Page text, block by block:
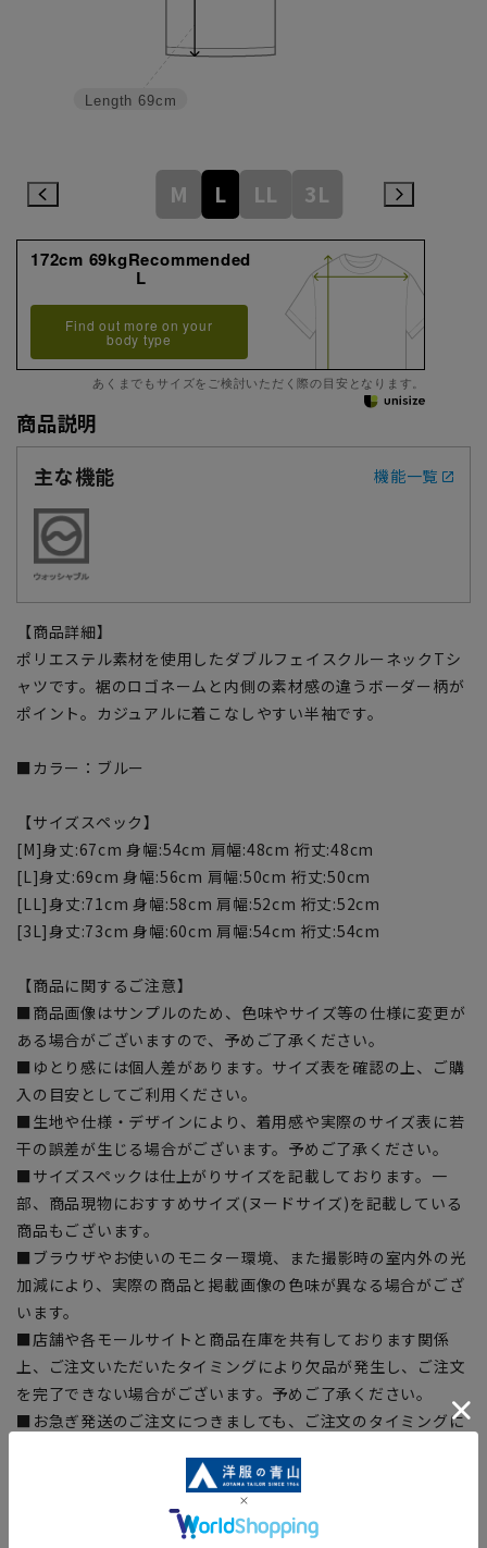
Length 69cm
M L LL 3L
172cm 69kgRecommended
L
Find out more on your
body type
あくまでもサイズをご検討いただく際の目安となります。
商品説明
主な機能
機能一覧
【商品詳細】
ポリエステル素材を使用したダブルフェイスクルーネックTシ
ャツです。裾のロゴネームと内側の素材感の違うボーダー柄が
ポイント。カジュアルに着こなしやすい半袖です。
■カラー：ブルー
【サイズスペック】
[M]身丈:67cm 身幅:54cm 肩幅:48cm 裄丈:48cm
[L]身丈:69cm 身幅:56cm 肩幅:50cm 裄丈:50cm
[LL]身丈:71cm 身幅:58cm 肩幅:52cm 裄丈:52cm
[3L]身丈:73cm 身幅:60cm 肩幅:54cm 裄丈:54cm
【商品に関するご注意】
■商品画像はサンプルのため、色味やサイズ等の仕様に変更が
ある場合がございますので、予めご了承ください。
■ゆとり感には個人差があります。サイズ表を確認の上、ご購
入の目安としてご利用ください。
■生地や仕様・デザインにより、着用感や実際のサイズ表に若
干の誤差が生じる場合がございます。予めご了承ください。
■サイズスペックは仕上がりサイズを記載しております。一
部、商品現物におすすめサイズ(ヌードサイズ)を記載している
商品もございます。
■ブラウザやお使いのモニター環境、また撮影時の室内外の光
加減により、実際の商品と掲載画像の色味が異なる場合がござ
います。
■店舗や各モールサイトと商品在庫を共有しております関係
上、ご注文いただいたタイミングにより欠品が発生し、ご注文
を完了できない場合がございます。予めご了承ください。
■お急ぎ発送のご注文につきましても、ご注文のタイミングに